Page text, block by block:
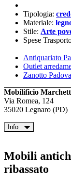
Tipologia:
Materiale:
Stile: Arte
Spese
Antiquariato
Outlet
Zanotto Padova
Mobilificio
Via Romea, 124
35020 Legnaro (PD)
Info
Mobili
ribassato